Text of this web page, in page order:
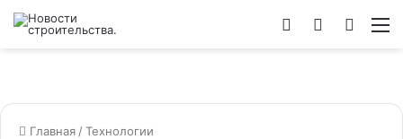
Switch
Войти
Главная /Технологии